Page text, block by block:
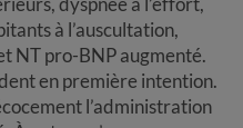
à l’auscultation,
NT pro-BNP augmenté.
en première intention.
l’administration